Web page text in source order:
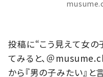
投稿に“こう見えて女の
てみると、＠
から『男の子みたい』と